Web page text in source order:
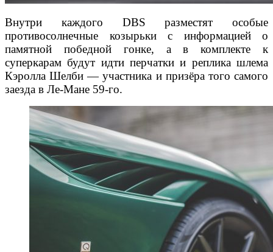
Внутри каждого DBS разместят особые
противосолнечные козырьки с информацией о
памятной победной гонке, а в комплекте к
суперкарам будут идти перчатки и реплика шлема
Кэролла Шелби — участника и призёра того самого
заезда в Ле-Мане 59-го.